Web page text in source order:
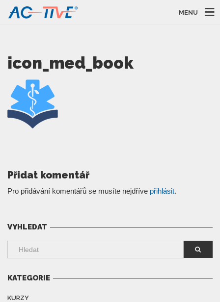
MENU
icon_med_book
Přidat komentář
Pro přidávání komentářů se musíte nejdříve přihlásit.
VYHLEDAT
KATEGORIE
KURZY